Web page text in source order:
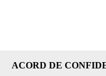
ACORD DE